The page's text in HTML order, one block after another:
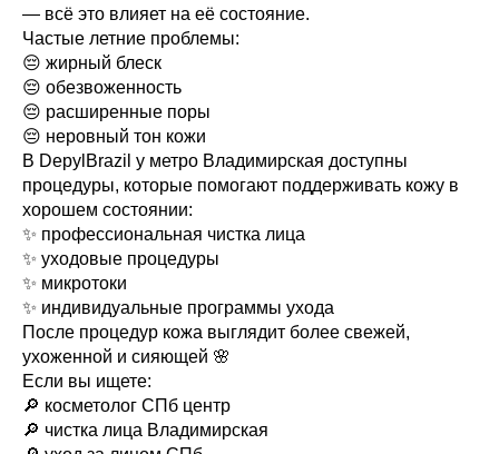
— всё это влияет на её состояние.
Частые летние проблемы:
😔 жирный блеск
😔 обезвоженность
😔 расширенные поры
😔 неровный тон кожи
В DepylBrazil у метро Владимирская доступны
процедуры, которые помогают поддерживать кожу в
хорошем состоянии:
✨ профессиональная чистка лица
✨ уходовые процедуры
✨ микротоки
✨ индивидуальные программы ухода
После процедур кожа выглядит более свежей,
ухоженной и сияющей 🌸
Если вы ищете:
🔎 косметолог СПб центр
🔎 чистка лица Владимирская